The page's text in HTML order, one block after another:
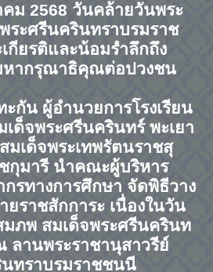
คม 2568 วันคล้ายวันพระ
ระศรีนครินทราบรมราช
กียรติและน้อมรำลึกถึง
หากรุณาธิคุณต่อปวงชน
กัน ผู้อำนวยการโรงเรียน
เด็จพระศรีนครินทร์ พะเยา
มเด็จพระเทพรัตนราชสุ
กุมารี นำคณะผู้บริหาร
รทางการศึกษา จัดพิธีวาง
ราชสักการะ เนื่องในวัน
ภพ สมเด็จพระศรีนครินท
ลานพระราชานุสาวรีย์
ทราบรมราชชนนี